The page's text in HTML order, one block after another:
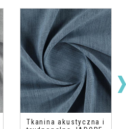
Tkanina akustyczna i